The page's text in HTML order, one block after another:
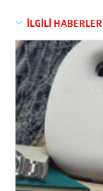
İLGİLİ HABERLER